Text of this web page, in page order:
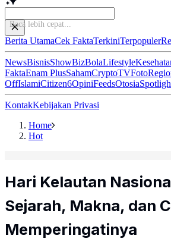
Simp
Berita UtamaCek FaktaTerkiniTerpopuler
NewsBisnisShowBizBolaLifestyle
FaktaEnam PlusSahamCryptoTVFoto
OffIslamiCitizen6OpiniFeedsOtosia
KontakKebijakan Privasi
Home
Hot
Hari Kelautan
Sejarah, Makna, dan
Memperingatinya